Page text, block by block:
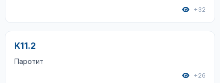
+32
K11.2
Паротит
+26